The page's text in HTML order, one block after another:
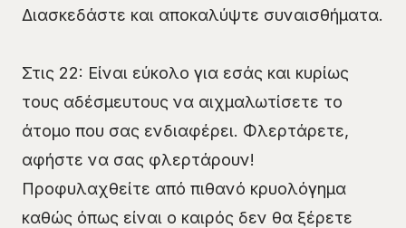
Διασκεδάστε και αποκαλύψτε συναισθήματα.
Στις 22: Είναι εύκολο για εσάς και κυρίως
τους αδέσμευτους να αιχμαλωτίσετε το
άτομο που σας ενδιαφέρει. Φλερτάρετε,
αφήστε να σας φλερτάρουν!
Προφυλαχθείτε από πιθανό κρυολόγημα
καθώς όπως είναι ο καιρός δεν θα ξέρετε